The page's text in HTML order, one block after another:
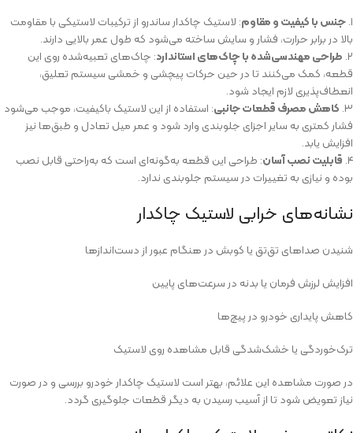
۱. جنس با کیفیت و مقاوم: لاستیک چاکدار ساندرو از ترکیبات لاستیکی با مقاومت
بالا در برابر حرارت، فشار و سایش ساخته می‌شود که طول عمر بالایی دارند.
۲. طراحی مهندسی‌شده با چاک‌های استاندارد: چاک‌های تعبیه‌شده روی این
قطعه، کمک می‌کنند تا در حین حرکات پیچشی و خمشی سیستم تعلیق،
انعطاف‌پذیری لازم ایجاد شود.
۳. کاهش مصرف قطعات جانبی: استفاده از این لاستیک باکیفیت، موجب می‌شود
فشار کمتری به سایر اجزای جلوبندی وارد شود و عمر میل تعادل و طبق‌ها نیز
افزایش یابد.
۴. قابلیت نصب آسان: طراحی این قطعه به‌گونه‌ای است که به‌راحتی قابل نصب
بوده و نیازی به تغییرات در سیستم جلوبندی ندارد.
نشانه‌های خرابی لاستیک چاکدار
شنیدن صداهای تق‌تق یا کوبش در هنگام عبور از دست‌اندازها
افزایش لرزش فرمان یا بدنه در سرعت‌های پایین
کاهش پایداری خودرو در پیچ‌ها
ترک‌خوردگی یا خشک‌شدگی قابل مشاهده روی لاستیک
در صورت مشاهده این علائم، بهتر است لاستیک چاکدار خودرو بررسی و در صورت
نیاز تعویض شود تا از آسیب‌ رسیدن به دیگر قطعات جلوگیری گردد.